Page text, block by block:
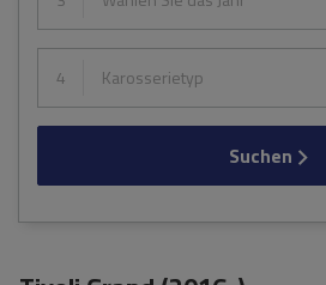
4 Karosserietyp
Suchen